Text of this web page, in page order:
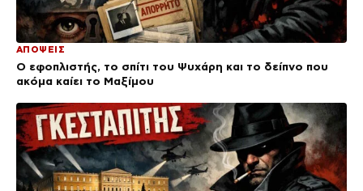
ΑΠΟΨΕΙΣ
Ο εφοπλιστής, το σπίτι του Ψυχάρη και το δείπνο που
ακόμα καίει το Μαξίμου